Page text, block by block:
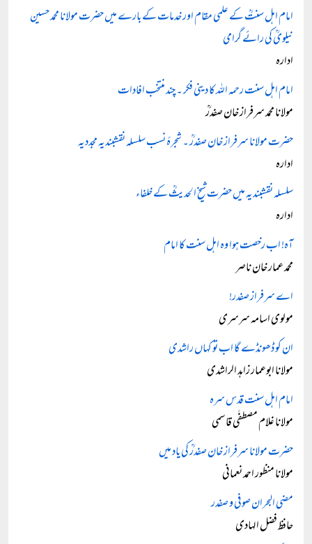
امام اہل سنتؒ کے علمی مقام اور خدمات کے بارے میں حضرت مولانا محمد حسین
نیلویؒ کی رائے گرامی
ادارہ
امام اہل سنت رحمہ اللہ کا دینی فکر ۔ چند منتخب افادات
مولانا محمد سرفراز خان صفدرؒ
حضرت مولانا سرفراز خان صفدرؒ ۔ شجرۂ نسب سلسلہ نقشبندیہ مجددیہ
ادارہ
سلسلہ نقشبندیہ میں حضرت شیخ الحدیثؒ کے خلفاء
ادارہ
آہ! اب رخصت ہوا وہ اہل سنت کا امام
محمد عمار خان ناصر
اے سرفراز صفدر!
مولوی اسامہ سرسری
ان کو ڈھونڈے گا اب تو کہاں راشدی
مولانا ابوعمار زاہد الراشدی
امام اہل سنت قدس سرہ
مولانا غلام مصطفٰی قاسمی
حضرت مولانا سرفراز خان صفدرؒ کی یاد میں
مولانا منظور احمد نعمانی
مضی البحران صوفی و صفدر
حافظ فضل الہادی